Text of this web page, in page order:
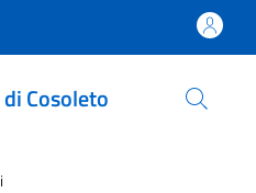
Cosoleto